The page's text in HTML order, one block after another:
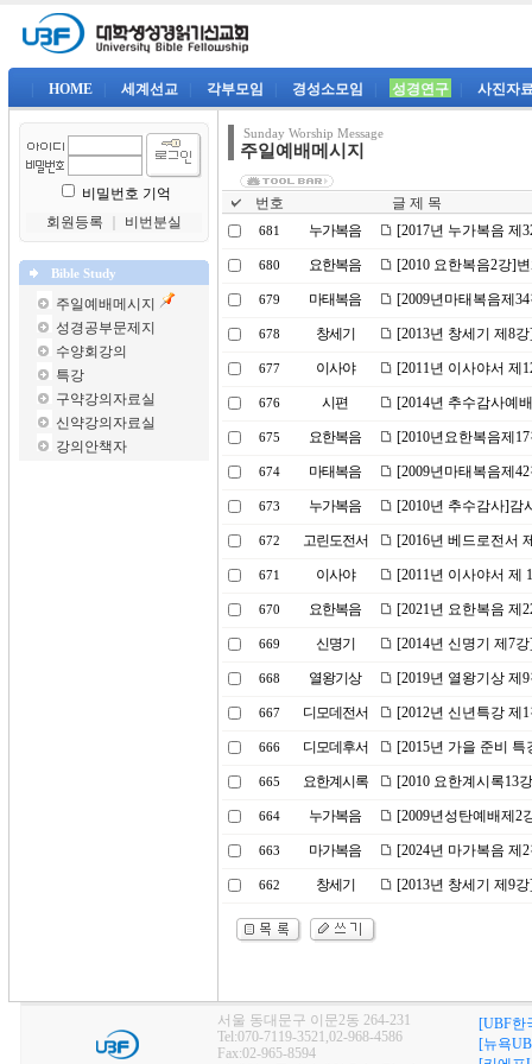
HOME 세계선교 각부모임 경성소모임 성경연구 사진자
비밀번호 기억
회원등록
비번분실
Bible Study
주일예배메시지
성경공부문제지
수양회강의
특강
구약강의자료실
신약강의자료실
강의안책자
Sunday Worship Message
주일예배메시지
번호 글 제 목
681 누가복음 [2017년 누가복음 제
680 요한복음 [2010 요한복음2강]
679 마태복음 [2009년마태복음제
678 창세기 [2013년 창세기 제8
677 이사야 [2011년 이사야서 제
676 시편 [2014년 추수감사예
675 요한복음 [2010년요한복음제
674 마태복음 [2009년마태복음제
673 누가복음 [2010년 추수감사]감
672 고린도전서 [2016년 베드로전서
671 이사야 [2011년 이사야서 제
670 요한복음 [2021년 요한복음 제
669 신명기 [2014년 신명기 제7
668 열왕기상 [2019년 열왕기상 제
667 디모데전서 [2012년 신년특강 제
666 디모데후서 [2015년 가을 준비
665 요한계시록 [2010 요한계시록13
664 누가복음 [2009년성탄예배제2
663 마가복음 [2024년 마가복음 제
662 창세기 [2013년 창세기 제9
서울 동대문구 이문2동 264-231
Tel:070-7119-3521,02-968-4586
Fax:02-965-8594
[UBF한
[뉴욕